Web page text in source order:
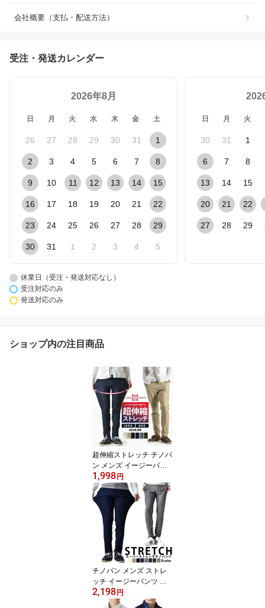
会社概要（支払・配送方法）
受注・発送カレンダー
2026年8月
日 月 火 水 木 金 土
26 27 28 29 30 31 1
2 3 4 5 6 7 8
9 10 11 12 13 14 15
16 17 18 19 20 21 22
23 24 25 26 27 28 29
30 31 1 2 3 4 5
日 月 火
30 31 1
6 7 8
13 14 15
20 21 22
27 28 29
休業日（受注・発送対応なし）
受注対応のみ
発送対応のみ
ショップ内の注目商品
超伸縮ストレッチ チノパ
ン メンズ イージーパン
ツ カジュアル 春夏秋冬
選べる丈 長さ【ゆうパケ
ット送料無料】【2-E2
W】
1,998円
チノパン メンズ ストレ
ッチ イージーパンツ ゴ
ルフパンツ カジュアル
スーパーストレッチ 大き
2,198円